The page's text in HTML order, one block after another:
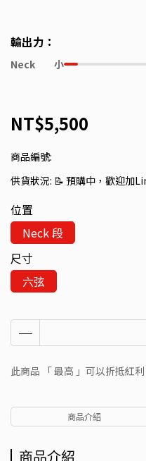
輸出力：
Neck 小
NT$5,500
商品編號:
供貨狀況: 📝 預購中，歡迎加
位置
Neck 段
尺寸
六弦
此商品 「 最高 」可以折抵紅利
商品介紹
商品介紹